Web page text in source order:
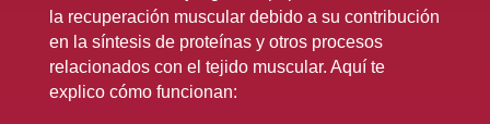
la recuperación muscular debido a su contribución
en la síntesis de proteínas y otros procesos
relacionados con el tejido muscular. Aquí te
explico cómo funcionan: